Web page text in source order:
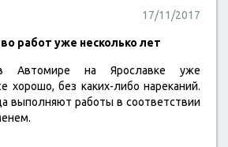
17/11/2017
работ уже несколько лет
Автомире на Ярославке уже
хорошо, без каких-либо нареканий.
выполняют работы в соответствии